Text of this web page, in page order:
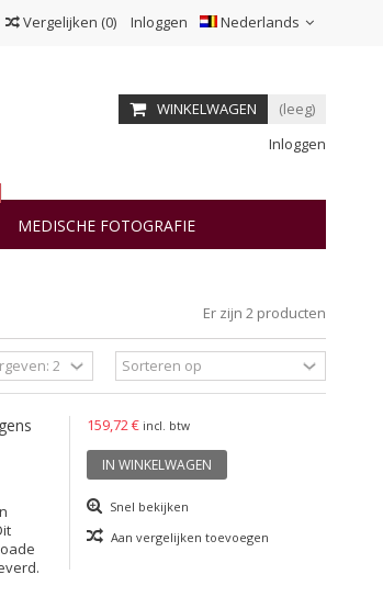
Nederlands
Inloggen
Vergelijken (0)
WINKELWAGEN
(leeg)
Inloggen
MEDISCHE FOTOGRAFIE
Er zijn 2 producten
159,72 € incl. btw
IN WINKELWAGEN
Snel bekijken
Aan vergelijken toevoegen